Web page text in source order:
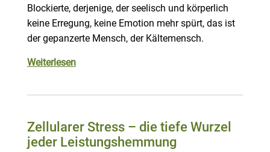
Blockierte, derjenige, der seelisch und körperlich
keine Erregung, keine Emotion mehr spürt, das ist
der gepanzerte Mensch, der Kältemensch.
Weiterlesen
Zellularer Stress – die tiefe Wurzel
jeder Leistungshemmung